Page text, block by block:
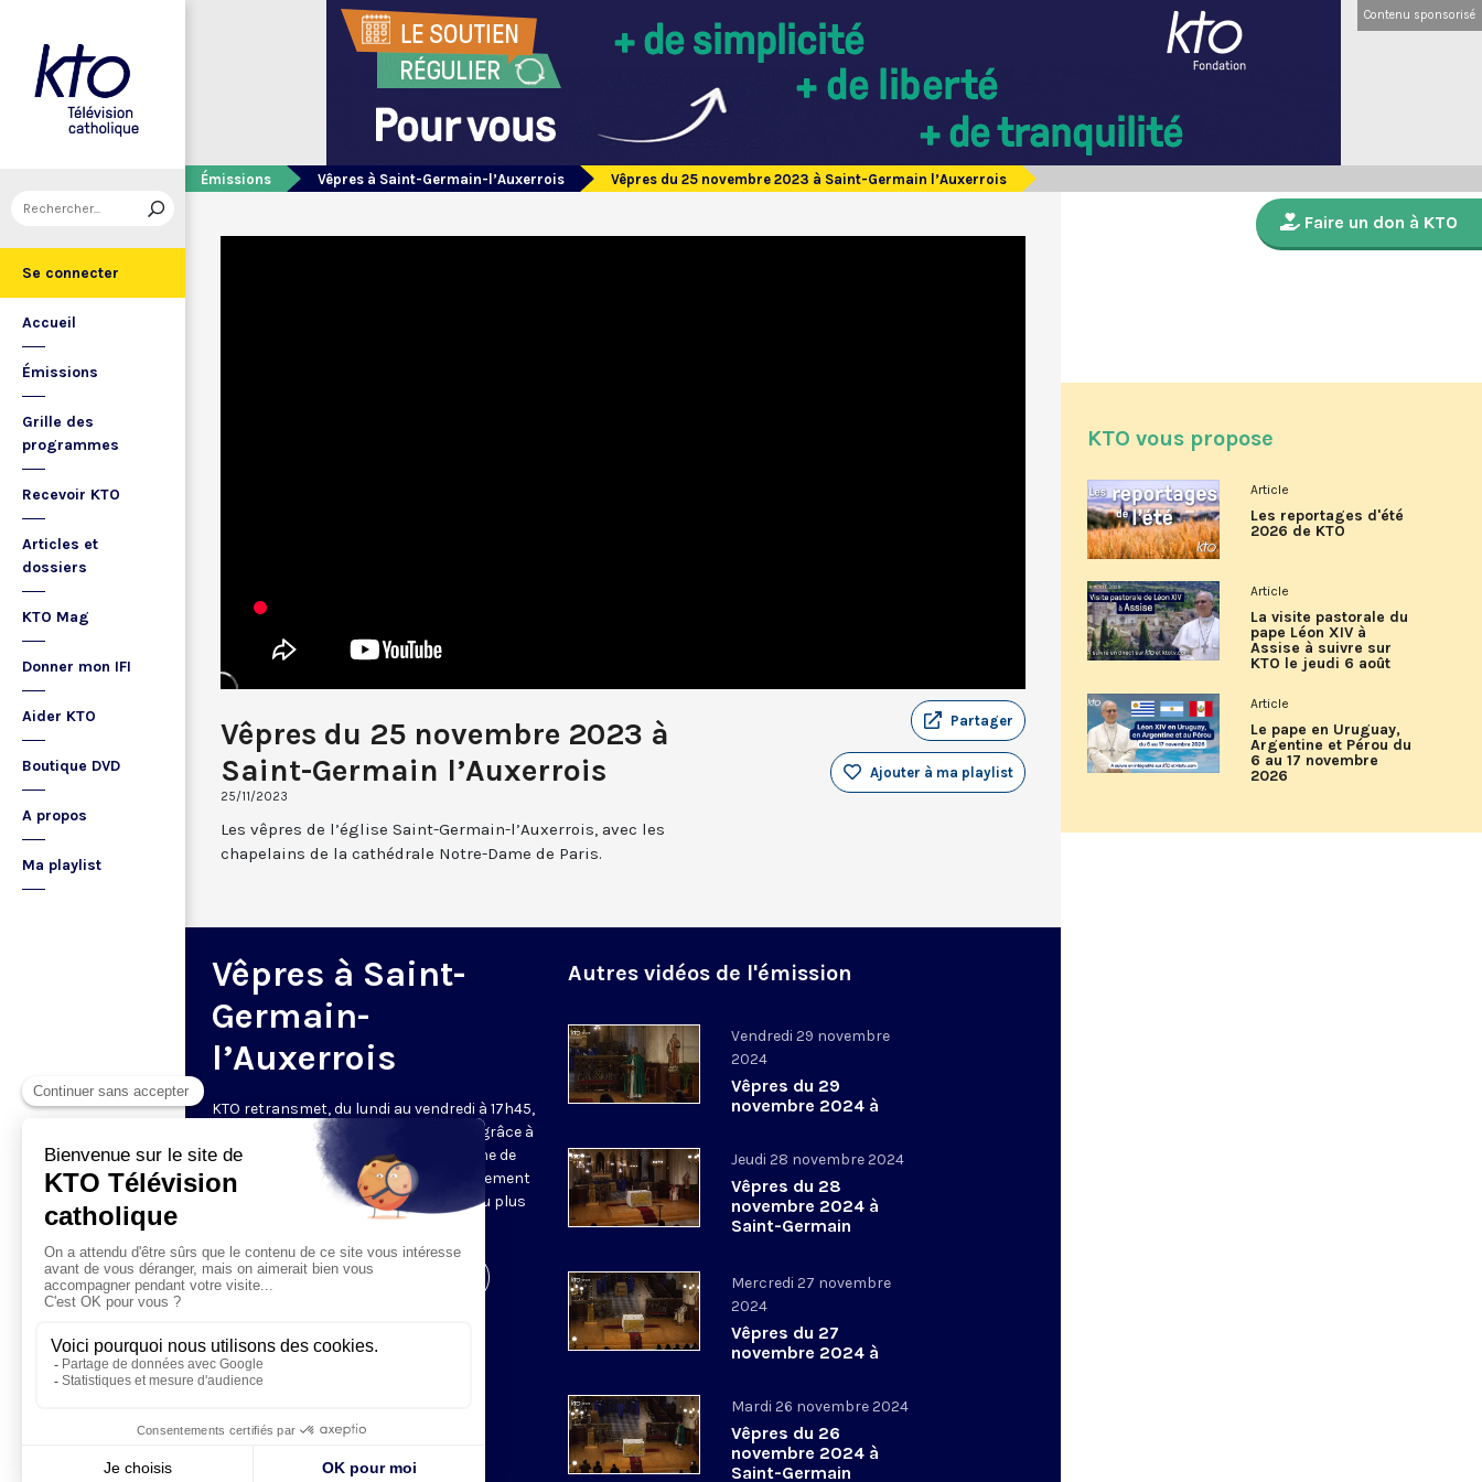
Se connecter
Accueil
Émissions
Grille des
programmes
Recevoir KTO
Articles et
dossiers
KTO Mag
Donner mon IFI
Aider KTO
Boutique DVD
A propos
Ma playlist
Contenu sponsorisé
Émissions Vêpres à Saint-Germain-l’Auxerrois Vêpres du 25 novembre 2023 à Saint-Germain l’Auxerrois
Vêpres du 25 novembre 2023 à
Saint-Germain l’Auxerrois
25/11/2023
Partager
Ajouter à ma playlist
Les vêpres de l’église Saint-Germain-l’Auxerrois, avec les
chapelains de la cathédrale Notre-Dame de Paris.
Vêpres à Saint-
Germain-
l’Auxerrois
KTO retransmet, du lundi au vendredi à 17h45,
les vêpres en direct de Saint-Germain grâce à
une technologie innovante : un système de
captation multicaméra en direct totalement
automatisé, qui offre une réalisation au plus
près de la célébration.
Visiter la page de l'émission
Autres vidéos de l'émission
Vendredi 29 novembre
2024
Vêpres du 29
novembre 2024 à
Jeudi 28 novembre 2024
Vêpres du 28
novembre 2024 à
Saint-Germain
Mercredi 27 novembre
2024
Vêpres du 27
novembre 2024 à
Mardi 26 novembre 2024
Vêpres du 26
novembre 2024 à
Saint-Germain
Faire un don à KTO
KTO vous propose
Article
Les reportages d'été
2026 de KTO
Article
La visite pastorale du
pape Léon XIV à
Assise à suivre sur
KTO le jeudi 6 août
Article
Le pape en Uruguay,
Argentine et Pérou du
6 au 17 novembre
2026